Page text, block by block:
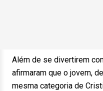
Além de se divertirem
afirmaram que o jovem,
mesma categoria de